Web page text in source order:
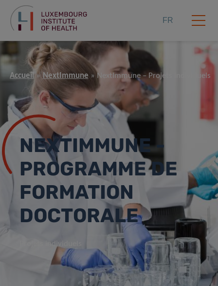
FR
Accueil NextImmune NextImmune – Projets individuels
NEXTIMMUNE -
PROGRAMME DE
FORMATION
DOCTORALE
Projets individuels